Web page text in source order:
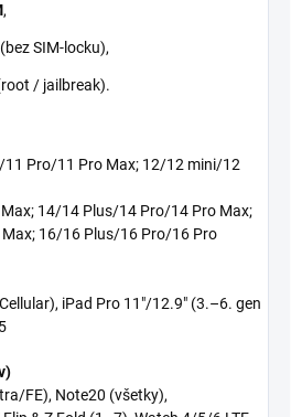
,
(bez SIM-locku),
/ jailbreak).
11 Pro/11 Pro Max; 12/12 mini/12
14/14 Plus/14 Pro/14 Pro Max;
16/16 Plus/16 Pro/16 Pro
iPad Pro 11"/12.9" (3.–6. gen
FE), Note20 (všetky),